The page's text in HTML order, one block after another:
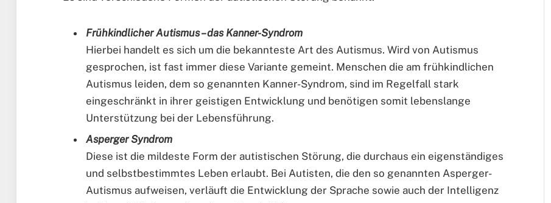
Frühkindlicher Autismus – das Kanner-Syndrom
Hierbei handelt es sich um die bekannteste Art des Autismus. Wird von Autismus
gesprochen, ist fast immer diese Variante gemeint. Menschen die am frühkindlichen
Autismus leiden, dem so genannten Kanner-Syndrom, sind im Regelfall stark
eingeschränkt in ihrer geistigen Entwicklung und benötigen somit lebenslange
Unterstützung bei der Lebensführung.
Asperger Syndrom
Diese ist die mildeste Form der autistischen Störung, die durchaus ein eigenständiges
und selbstbestimmtes Leben erlaubt. Bei Autisten, die den so genannten Asperger-
Autismus aufweisen, verläuft die Entwicklung der Sprache sowie auch der Intelligenz